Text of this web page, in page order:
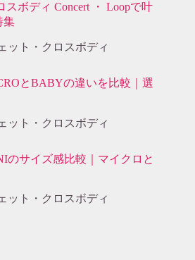
ボディ Concert ・ Loopで叶
集
ット・クロスボディ
とBABYの違いを比較｜選
ット・クロスボディ
のサイズ感比較｜マイクロと
ット・クロスボディ